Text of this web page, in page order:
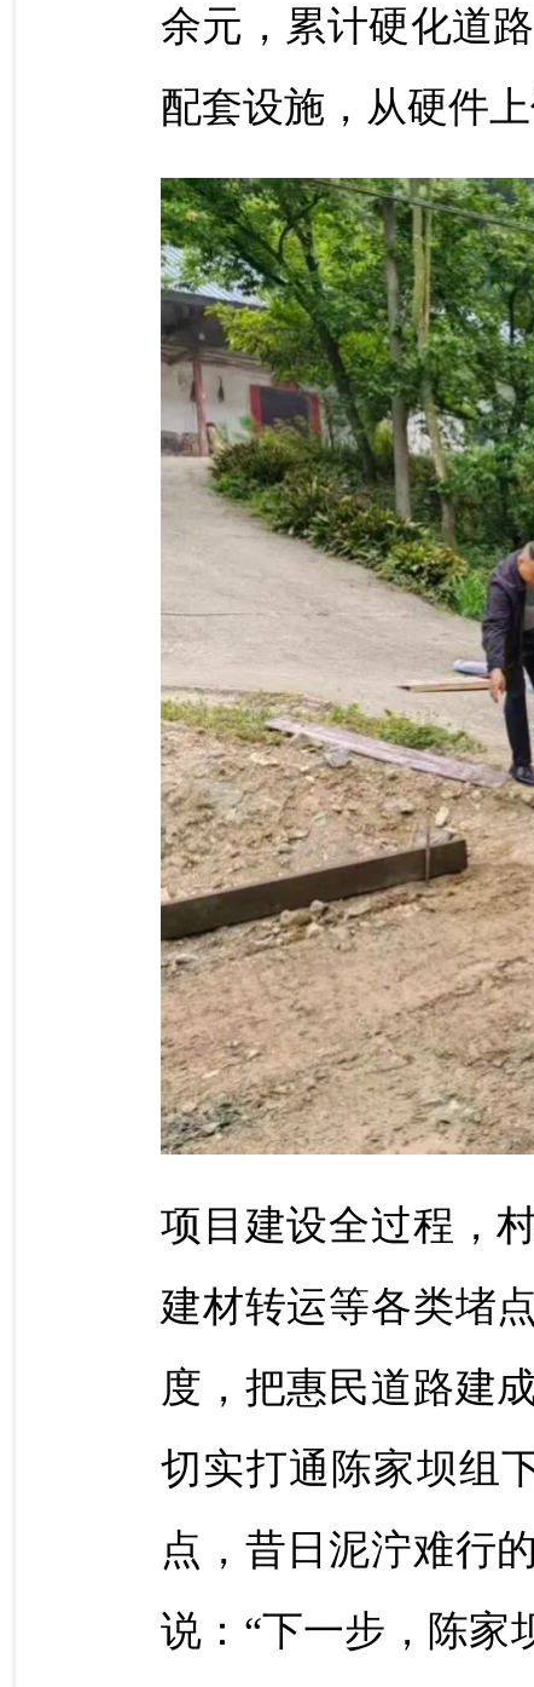
余元，累计硬化道
配套设施，从硬件
项目建设全过程，
建材转运等各类堵
度，把惠民道路建
切实打通陈家坝组
点，昔日泥泞难行
说：“下一步，陈家